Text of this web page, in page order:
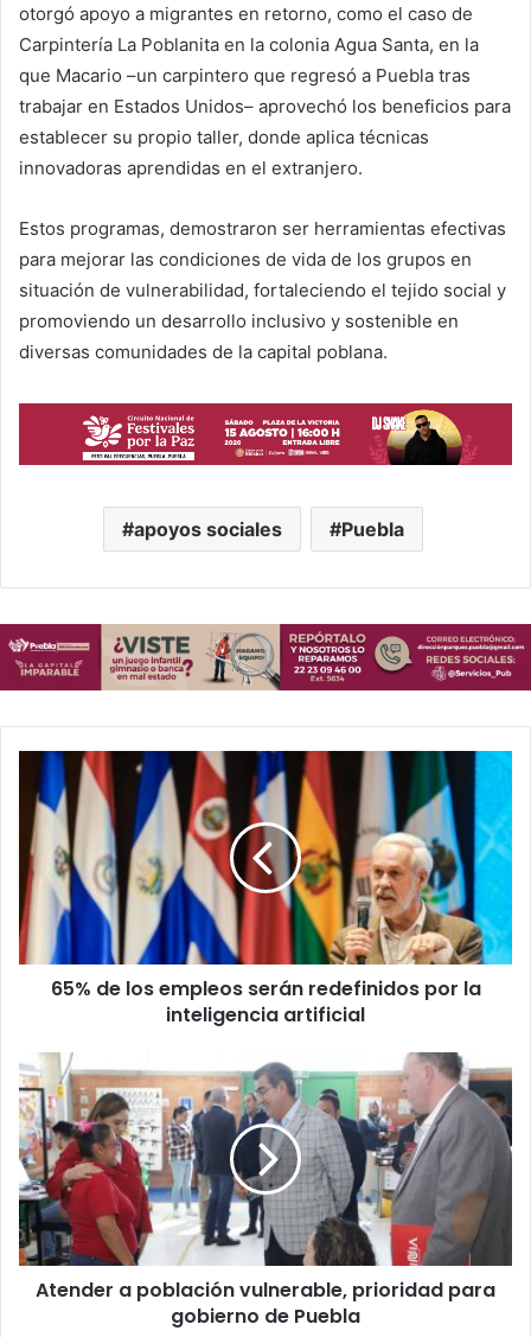
otorgó apoyo a migrantes en retorno, como el caso de
Carpintería La Poblanita en la colonia Agua Santa, en la
que Macario –un carpintero que regresó a Puebla tras
trabajar en Estados Unidos– aprovechó los beneficios para
establecer su propio taller, donde aplica técnicas
innovadoras aprendidas en el extranjero.
Estos programas, demostraron ser herramientas efectivas
para mejorar las condiciones de vida de los grupos en
situación de vulnerabilidad, fortaleciendo el tejido social y
promoviendo un desarrollo inclusivo y sostenible en
diversas comunidades de la capital poblana.
apoyos sociales Puebla
o
s
e
e
o
s
s
e
r
á
n
r
65% de los empleos serán redefinidos por la
inteligencia artificial
A
t
e
n
d
e
a
p
Atender a población vulnerable, prioridad para
gobierno de Puebla